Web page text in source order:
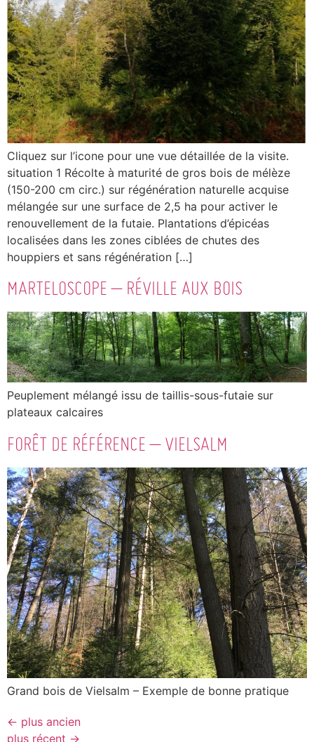
Cliquez sur l’icone pour une vue détaillée de la visite.
situation 1 Récolte à maturité de gros bois de mélèze
(150-200 cm circ.) sur régénération naturelle acquise
mélangée sur une surface de 2,5 ha pour activer le
renouvellement de la futaie. Plantations d’épicéas
localisées dans les zones ciblées de chutes des
houppiers et sans régénération […]
MARTELOSCOPE – RÉVILLE AUX BOIS
Peuplement mélangé issu de taillis-sous-futaie sur
plateaux calcaires
FORÊT DE RÉFÉRENCE – VIELSALM
Grand bois de Vielsalm – Exemple de bonne pratique
← plus ancien
plus récent →